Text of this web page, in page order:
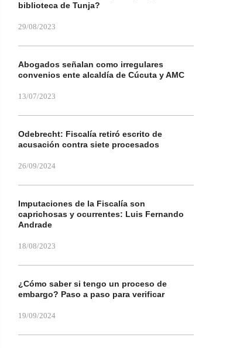
biblioteca de Tunja?
29/08/2023
Abogados señalan como irregulares
convenios ente alcaldía de Cúcuta y AMC
13/07/2023
Odebrecht: Fiscalía retiró escrito de
acusación contra siete procesados
26/09/2024
Imputaciones de la Fiscalía son
caprichosas y ocurrentes: Luis Fernando
Andrade
18/08/2023
¿Cómo saber si tengo un proceso de
embargo? Paso a paso para verificar
19/09/2024